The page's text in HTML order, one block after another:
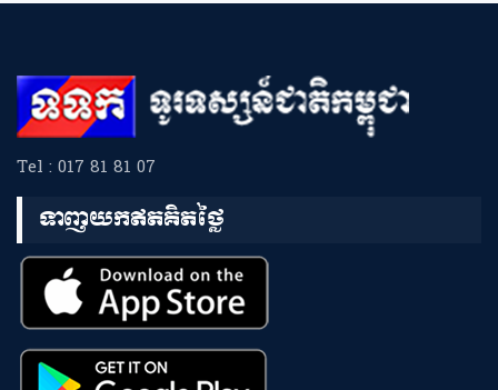
Tel : 017 81 81 07
ទាញយកឥតគិតថ្លៃ